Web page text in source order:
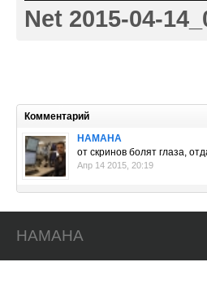
Net 2015-04-
Комментарий
HAMAHA
от скринов болят глаза,
Апр 14 2015, 20:19
HAMAHA